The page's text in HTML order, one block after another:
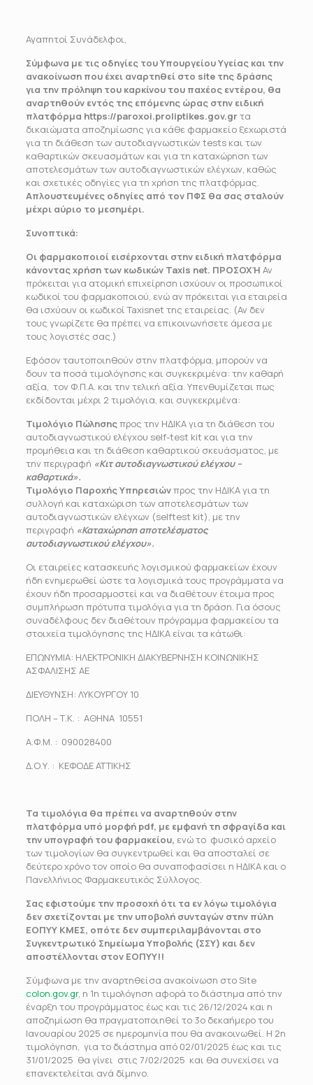
Αγαπητοί Συνάδελφοι,
Σύμφωνα με τις οδηγίες του Υπουργείου Υγείας και την
ανακοίνωση που έχει αναρτηθεί στο siteτης δράσης
για την πρόληψη του καρκίνου του παχέος εντέρου, θα
αναρτηθούν εντός της επόμενης ώρας στην ειδική
πλατφόρμα https://paroxoi.proliptikes.gov.grτα
δικαιώματα αποζημίωσης για κάθε φαρμακείο ξεχωριστά
για τη διάθεση των αυτοδιαγνωστικών tests και των
καθαρτικών σκευασμάτων και για τη καταχώρηση των
αποτελεσμάτων των αυτοδιαγνωστικών ελέγχων, καθώς
και σχετικές οδηγίες για τη χρήση της πλατφόρμας.
Απλουστευμένες οδηγίες από τον ΠΦΣ θα σας σταλούν
μέχρι αύριο το μεσημέρι.
Συνοπτικά:
Οι φαρμακοποιοί εισέρχονται στην ειδική πλατφόρμα
κάνοντας χρήση των κωδικών Taxis net. ΠΡΟΣΟΧΉ Αν
πρόκειται για ατομική επιχείρηση ισχύουν οι προσωπικοί
κωδικοί του φαρμακοποιού, ενώ αν πρόκειται για εταιρεία
θα ισχύουν οι κωδικοί Taxisnet της εταιρείας. (Αν δεν
τους γνωρίζετε θα πρέπει να επικοινωνήσετε άμεσα με
τους λογιστές σας.)
Εφόσον ταυτοποιηθούν στην πλατφόρμα, μπορούν να
δουν τα ποσά τιμολόγησης και συγκεκριμένα: την καθαρή
αξία, τον Φ.Π.Α. και την τελική αξία. Υπενθυμίζεται πως
εκδίδονται μέχρι 2 τιμολόγια, και συγκεκριμένα:
Τιμολόγιο Πώλησηςπρος την ΗΔΙΚΑ για τη διάθεση του
αυτοδιαγνωστικού ελέγχου self-test kit και για την
προμήθεια και τη διάθεση καθαρτικού σκευάσματος, με
την περιγραφή «Κιτ αυτοδιαγνωστικού ελέγχου –
καθαρτικά».
Τιμολόγιο Παροχής Υπηρεσιώνπρος την ΗΔΙΚΑ για τη
συλλογή και καταχώριση των αποτελεσμάτων των
αυτοδιαγνωστικών ελέγχων (selftest kit), με την
περιγραφή «Καταχώρηση αποτελέσματος
αυτοδιαγνωστικού ελέγχου».
Οι εταιρείες κατασκευής λογισμικού φαρμακείων έχουν
ήδη ενημερωθεί ώστε τα λογισμικά τους προγράμματα να
έχουν ήδη προσαρμοστεί και να διαθέτουν έτοιμα προς
συμπλήρωση πρότυπα τιμολόγια για τη δράση. Για όσους
συναδέλφους δεν διαθέτουν πρόγραμμα φαρμακείου τα
στοιχεία τιμολόγησης της ΗΔΙΚΑ είναι τα κάτωθι:
ΕΠΩΝΥΜΙΑ: ΗΛΕΚΤΡΟΝΙΚΗ ΔΙΑΚΥΒΕΡΝΗΣΗ ΚΟΙΝΩΝΙΚΗΣ
ΑΣΦΑΛΙΣΗΣ ΑΕ
ΔΙΕΥΘΥΝΣΗ: ΛΥΚΟΥΡΓΟΥ 10
ΠΟΛΗ – Τ.Κ. : ΑΘΗΝΑ 10551
Α.Φ.Μ. : 090028400
Δ.Ο.Υ. : ΚΕΦΟΔΕ ΑΤΤΙΚΗΣ
Τα τιμολόγια θα πρέπει να αναρτηθούν στην
πλατφόρμα υπό μορφή pdf, με εμφανή τη σφραγίδα και
την υπογραφή του φαρμακείου, ενώ το φυσικό αρχείο
των τιμολογίων θα συγκεντρωθεί και θα αποσταλεί σε
δεύτερο χρόνο τον οποίο θα συναποφασίσει η ΗΔΙΚΑ και ο
Πανελλήνιος Φαρμακευτικός Σύλλογος.
Σας εφιστούμε την προσοχή ότι τα εν λόγω τιμολόγια
δεν σχετίζονται με την υποβολή συνταγών στην πύλη
ΕΟΠΥΥ ΚΜΕΣ, οπότε δεν συμπεριλαμβάνονται στο
Συγκεντρωτικό Σημείωμα Υποβολής (ΣΣΥ) και δεν
αποστέλλονται στον ΕΟΠΥΥ!!
Σύμφωνα με την αναρτηθείσα ανακοίνωση στο Site
colon.gov.gr, η 1η τιμολόγηση αφορά το διάστημα από την
έναρξη του προγράμματος έως και τις 26/12/2024 και η
αποζημίωση θα πραγματοποιηθεί το 3ο δεκαήμερο του
Ιανουαρίου 2025 σε ημερομηνία που θα ανακοινωθεί. Η 2η
τιμολόγηση, για το διάστημα από 02/01/2025 έως και τις
31/01/2025 θα γίνει στις 7/02/2025 και θα συνεχίσει να
επανεκτελείται ανά δίμηνο.